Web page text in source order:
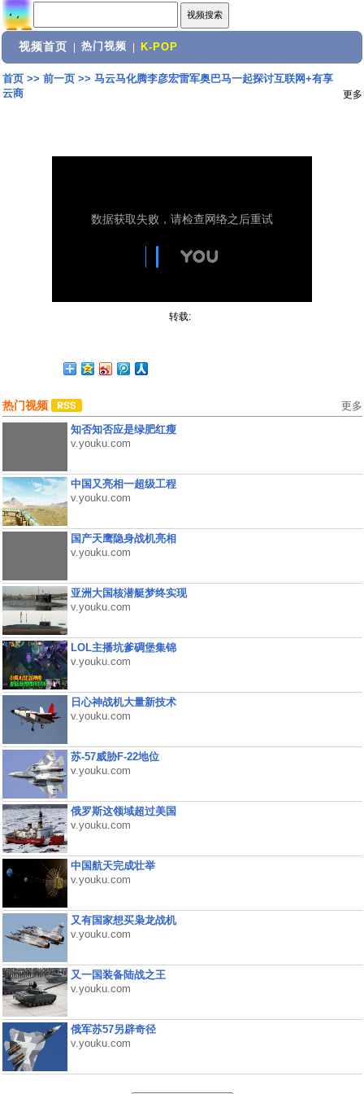
视频首页 热门视频 K-POP
首页>> 前一页>> 马云马化腾李彦宏雷军奥巴马一起探讨互联网+有享
云商
更多
转载:
热门视频 更多
知否知否应是绿肥红瘦
v.youku.com
中国又亮相一超级工程
v.youku.com
国产天鹰隐身战机亮相
v.youku.com
亚洲大国核潜艇梦终实现
v.youku.com
LOL主播坑爹碉堡集锦
v.youku.com
日心神战机大量新技术
v.youku.com
苏-57威胁F-22地位
v.youku.com
俄罗斯这领域超过美国
v.youku.com
中国航天完成壮举
v.youku.com
又有国家想买枭龙战机
v.youku.com
又一国装备陆战之王
v.youku.com
俄军苏57另辟奇径
v.youku.com